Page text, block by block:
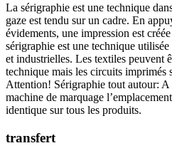
La sérigraphie est une technique
gaze est tendu sur un cadre. En
évidements, une impression est
sérigraphie est une technique
et industrielles. Les textiles peuvent
technique mais les circuits imprimés
Attention! Sérigraphie tout autour: A
machine de marquage
identique sur tous les produits.
transfert